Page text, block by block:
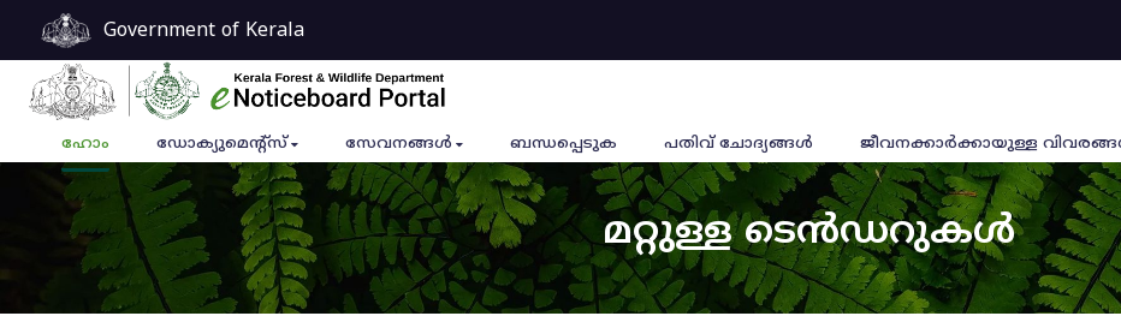
Government of Kerala
ഹോം ഡോക്യുമെൻ്റ്സ് സേവനങ്ങൾ ബന്ധപ്പെടുക പതിവ് ചോദ്യങ്ങൾ ജീവനക്കാര്‍ക്കായുള്ള
മറ്റുള്ള ടെൻഡറുകൾ